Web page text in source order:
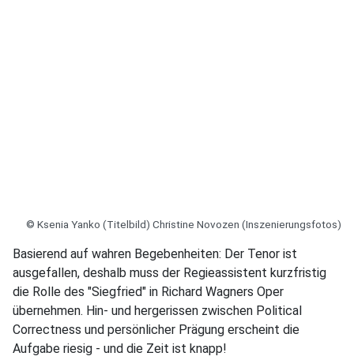
© Ksenia Yanko (Titelbild) Christine Novozen (Inszenierungsfotos)
Basierend auf wahren Begebenheiten: Der Tenor ist
ausgefallen, deshalb muss der Regieassistent kurzfristig
die Rolle des "Siegfried" in Richard Wagners Oper
übernehmen. Hin- und hergerissen zwischen Political
Correctness und persönlicher Prägung erscheint die
Aufgabe riesig - und die Zeit ist knapp!